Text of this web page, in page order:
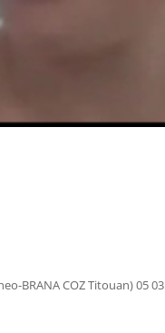
BRANA COZ Titouan) 05 03